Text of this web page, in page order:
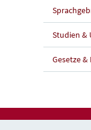
Studien &
Gesetze